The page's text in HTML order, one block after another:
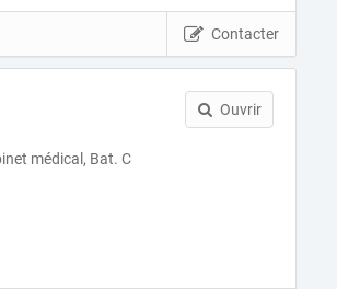
Contacter
médical, Bat. C
Ouvrir